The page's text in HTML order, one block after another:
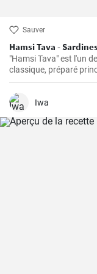
Sauver
Hamsi Tava -
"Hamsi Tava" est l'un
classique, préparé
découvert pour la
mer Noire en Turquie
goût délicieux. Les
Iwa